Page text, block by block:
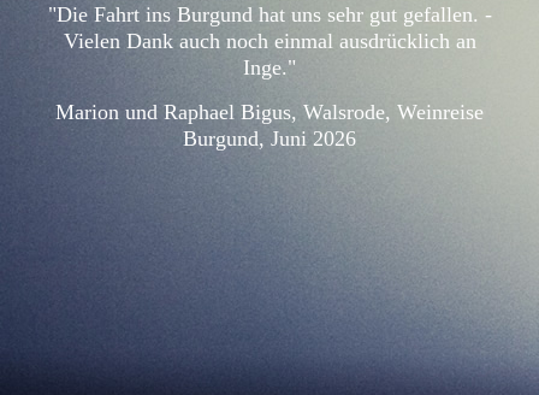
"Die Fahrt ins Burgund hat uns sehr gut gefallen. -
Vielen Dank auch noch einmal ausdrücklich an
Inge."
Marion und Raphael Bigus, Walsrode, Weinreise
Burgund, Juni 2026